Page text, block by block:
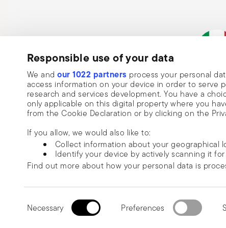
Responsible use of your data
We and our 1022 partners process your personal
access information on your device in order to serve
research and services development. You have a
only applicable on this digital property where you
from the Cookie Declaration or by clicking on the
If you allow, we would also like to:
Collect information about your geographical
Identify your device by actively scanning it
Find out more about how your personal data is
We use cookies to personalise content and ads, to
information that you’ve provided to them or that
Selection
Necessary Preferences
Azienda
© 2026 Sambonet Paderno Industrie
Iscriviti alla nostra newsletter e ricevi il 10% di sconto!
Tieniti informato su novità, tendenze
offerte speciali.
Insert your email to register for the newsletters
Autorizzo l'utilizzo dei miei dati personali per ricevere newsletters,
marketing a promozioni speciali
dell'iscrizione nella newsletter o la funzione di annullamento dell'iscrizione su
pagina. Ulteriori informazioni sono disponibili qui:privacy